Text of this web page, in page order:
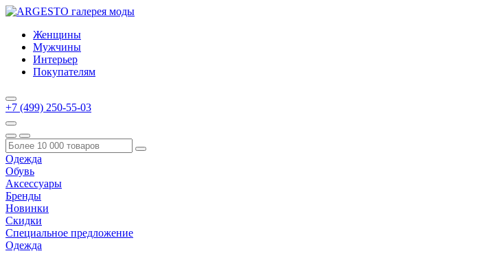
Женщины
Мужчины
Интерьер
Покупателям
+7 (499) 250-55-03
Одежда
Обувь
Аксессуары
Бренды
Новинки
Скидки
Специальное предложение
Одежда